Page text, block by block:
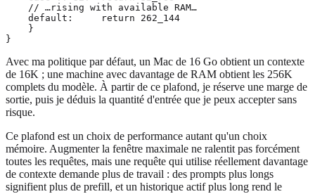
    // …rising with available RAM…
    default:     return 262_144
    }
Avec ma politique par défaut, un Mac de 16 Go obtient un contexte
de 16K ; une machine avec davantage de RAM obtient les 256K
complets du modèle. À partir de ce plafond, je réserve une marge de
sortie, puis je déduis la quantité d'entrée que je peux accepter sans
risque.
Ce plafond est un choix de performance autant qu'un choix
mémoire. Augmenter la fenêtre maximale ne ralentit pas forcément
toutes les requêtes, mais une requête qui utilise réellement davantage
de contexte demande plus de travail : des prompts plus longs
signifient plus de prefill, et un historique actif plus long rend le